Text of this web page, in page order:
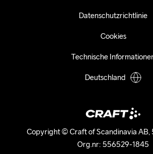
Copyright © Craft of Scandinavia AB,
Org.nr: 556529-1845
Datenschutzrichtlinie
Cookies
Technische
Deutschland